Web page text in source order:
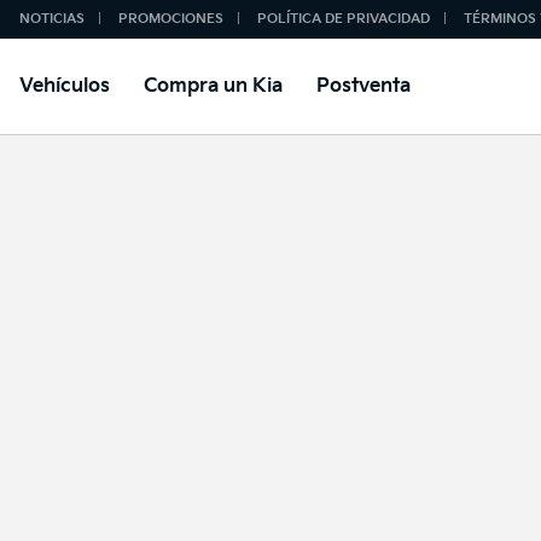
NOTICIAS PROMOCIONES POLÍTICA DE PRIVACIDAD TÉRMINOS
Vehículos Compra un Kia Postventa